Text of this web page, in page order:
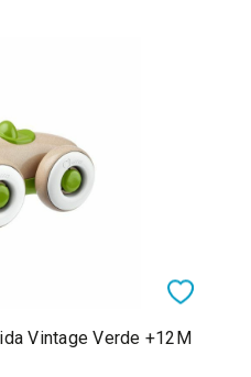
Vintage Verde +12M